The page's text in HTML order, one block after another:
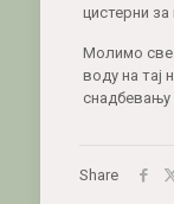
цистерни
Молимо све
воду на тај
снадбевању
Share